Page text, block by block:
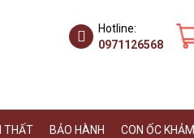
Hotline:
0971126568
THẤT BẢO HÀNH CON ỐC KHẢM